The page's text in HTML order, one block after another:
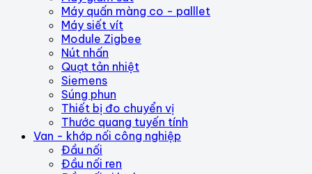
Máy quấn màng co - palllet
Máy siết vít
Module Zigbee
Nút nhấn
Quạt tản nhiệt
Siemens
Súng phun
Thiết bị đo chuyển vị
Thước quang tuyến tính
Van - khớp nối công nghiệp
Đầu nối
Đầu nối ren